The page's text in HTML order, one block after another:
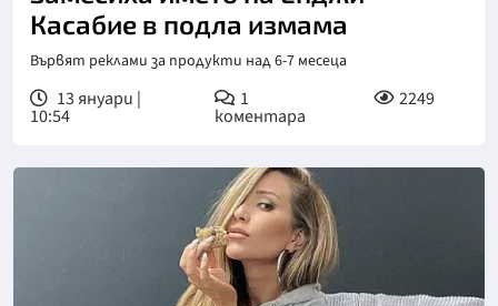
Касабие в подла измама
Вървят реклами за продукти над 6-7 месеца
13 януари |
10:54
1
коментара
2249